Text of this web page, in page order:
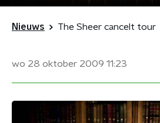
Nieuws The Sheer cancelt tour
wo 28 oktober 2009 11:23